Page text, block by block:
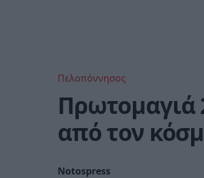
Πελοπόννησος
Πρωτομαγιά
από τον
Notospress